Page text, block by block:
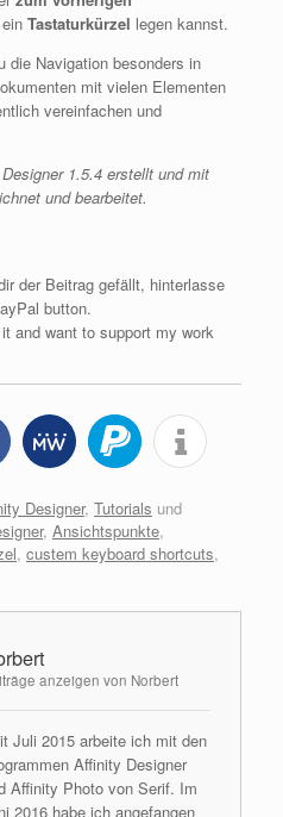
Tastaturkürzel legen kannst.
die Navigation besonders in
mit vielen Elementen
vereinfachen und
1.5.4 erstellt und mit
und bearbeitet.
der Beitrag gefällt, hinterlasse
button.
and want to support my work
Designer, Tutorials und
, Ansichtspunkte,
, custem keyboard shortcuts,
anzeigen von Norbert
Juli 2015 arbeite ich mit den
Affinity Designer
Affinity Photo von Serif. Im
2016 habe ich angefangen